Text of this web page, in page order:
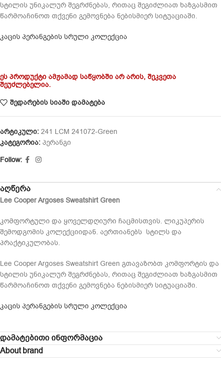
სტილის უნიკალურ შეგრძნებას, რითაც შეგიძლიათ ხაზგასმით
წარმოაჩინოთ თქვენი გემოვნება ნებისმიერ სიტუაციაში.
კაცის პერანგების სრული კოლექცია
ეს პროდუქტი ამჟამად საწყობში არ არის, შეკვეთა
შეუძლებელია.
შედარების სიაში დამატება
არტიკული: 241 LCM 241072-Green
კატეგორია: პერანგი
Follow:
აღწერა
Lee Cooper Argoses Sweatshirt Green
კომფორტული და ყოველდღიური ჩაცმისთვის. ლიკუპერის
შემოდგომის კოლექციიდან. აერთიანებს სტილს და
პრაქტიკულობას.
Lee Cooper Argoses Sweatshirt Green გთავაზობთ კომფორტის და
სტილის უნიკალურ შეგრძნებას, რითაც შეგიძლიათ ხაზგასმით
წარმოაჩინოთ თქვენი გემოვნება ნებისმიერ სიტუაციაში.
კაცის პერანგების სრული კოლექცია
დამატებითი ინფორმაცია
About brand